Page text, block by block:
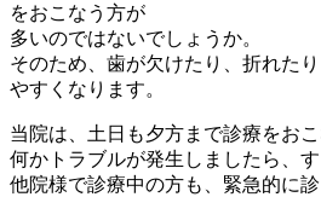
をおこなう方が
多いのではないでしょうか。
そのため、歯が欠けたり、折れた
やすくなります。
当院は、土日も夕方まで診療をおこ
何かトラブルが発生しましたら、
他院様で診療中の方も、緊急的に